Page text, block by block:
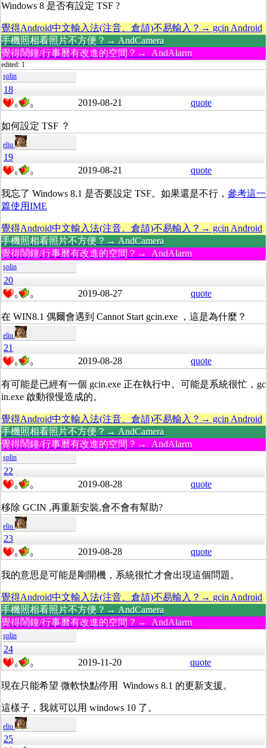
Windows 8 是否有設定 TSF ?
覺得Android中文輸入法(注音、倉頡)不易輸入？→ gcin Android
手機照相看照片不方便？→ AndCamera
覺得鬧鐘/行事曆有改進的空間？→ AndAlarm
edited: 1
splin
18
0 0 2019-08-21 quote
如何設定 TSF ？
eliu
19
0 0 2019-08-21 quote
我忘了 Windows 8.1 是否要設定 TSF。如果還是不行， 參考這一
篇使用IME
覺得Android中文輸入法(注音、倉頡)不易輸入？→ gcin Android
手機照相看照片不方便？→ AndCamera
覺得鬧鐘/行事曆有改進的空間？→ AndAlarm
splin
20
0 0 2019-08-27 quote
在 WIN8.1 偶爾會遇到 Cannot Start gcin.exe ，這是為什麼？
eliu
21
0 0 2019-08-28 quote
有可能是已經有一個 gcin.exe 正在執行中。可能是系統很忙，gc
in.exe 啟動很慢造成的。
覺得Android中文輸入法(注音、倉頡)不易輸入？→ gcin Android
手機照相看照片不方便？→ AndCamera
覺得鬧鐘/行事曆有改進的空間？→ AndAlarm
splin
22
0 0 2019-08-28 quote
移除 GCIN ,再重新安裝,會不會有幫助?
eliu
23
0 0 2019-08-28 quote
我的意思是可能是剛開機，系統很忙才會出現這個問題。
覺得Android中文輸入法(注音、倉頡)不易輸入？→ gcin Android
手機照相看照片不方便？→ AndCamera
覺得鬧鐘/行事曆有改進的空間？→ AndAlarm
splin
24
0 0 2019-11-20 quote
現在只能希望 微軟快點停用 Windows 8.1 的更新支援。
這樣子，我就可以用 windows 10 了。
eliu
25